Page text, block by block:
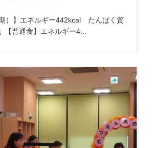
期）】エネルギー442kcal たんぱく質
普通食】エネルギー4...